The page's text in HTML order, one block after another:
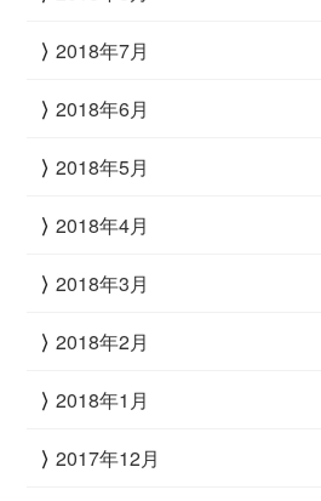
2018年7月
2018年6月
2018年5月
2018年4月
2018年3月
2018年2月
2018年1月
2017年12月